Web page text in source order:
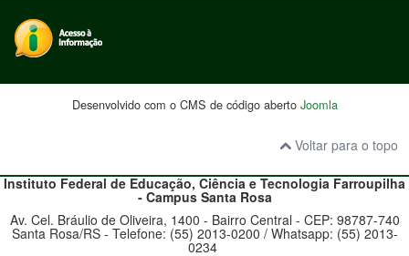
Desenvolvido com o CMS de código aberto Joomla
Voltar para o topo
Instituto Federal de Educação, Ciência e Tecnologia Farroupilha
- Campus Santa Rosa
Av. Cel. Bráulio de Oliveira, 1400 - Bairro Central - CEP: 98787-740
Santa Rosa/RS - Telefone: (55) 2013-0200 / Whatsapp: (55) 2013-
0234